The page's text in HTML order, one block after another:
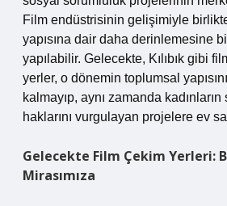
Film endüstrisinin gelişimiyle
yapısına dair daha derinlemesine
yapılabilir. Gelecekte, Kılıbık gibi
yerler, o dönemin toplumsal
kalmayıp, aynı zamanda
haklarını vurgulayan projelere ev
Gelecekte Film Çekim Yerleri:
Mirasımıza